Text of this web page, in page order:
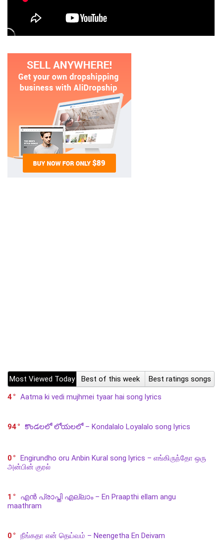
Most Viewed Today Best of this week
Best ratings songs
4
Aatma ki vedi mujhmei tyaar hai song lyrics
94 కొండలలో లోయలలో – Kondalalo Loyalalo song lyrics
0
Engirundho oru Anbin Kural song lyrics – எங்கிருந்தோ ஒரு
அன்பின் குரல்
1
എൻ പ്രാപ്തി എല്ലാം – En Praapthi ellam angu
maathram
0 நீங்கதா என் தெய்வம் – Neengetha En Deivam